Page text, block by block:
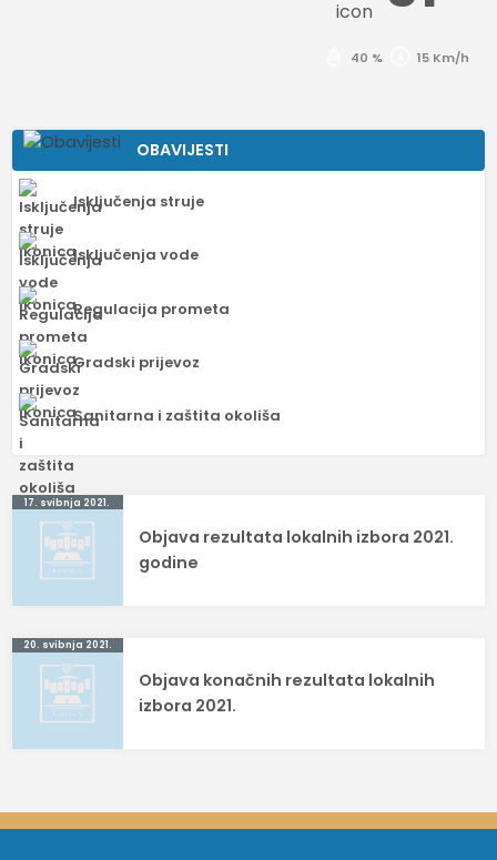
40 % 15 Km/h
OBAVIJESTI
Isključenja struje
Isključenja vode
Regulacija prometa
Gradski prijevoz
Sanitarna i zaštita okoliša
Navigacija
objava
17. svibnja 2021.
Objava rezultata lokalnih izbora 2021.
godine
20. svibnja 2021.
Objava konačnih rezultata lokalnih
izbora 2021.